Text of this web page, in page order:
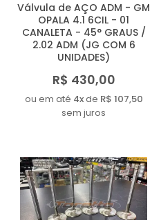
Válvula de AÇO ADM - GM
OPALA 4.1 6CIL - 01
CANALETA - 45° GRAUS /
2.02 ADM (JG COM 6
UNIDADES)
R$ 430,00
ou em até 4xde R$ 107,50
sem juros